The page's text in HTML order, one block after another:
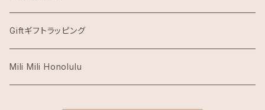
Honolulu Coffeeホノルルコーヒー
Island Slipperアイランドスリッパ
Giftギフトラッピング
Mili Mili Honolulu